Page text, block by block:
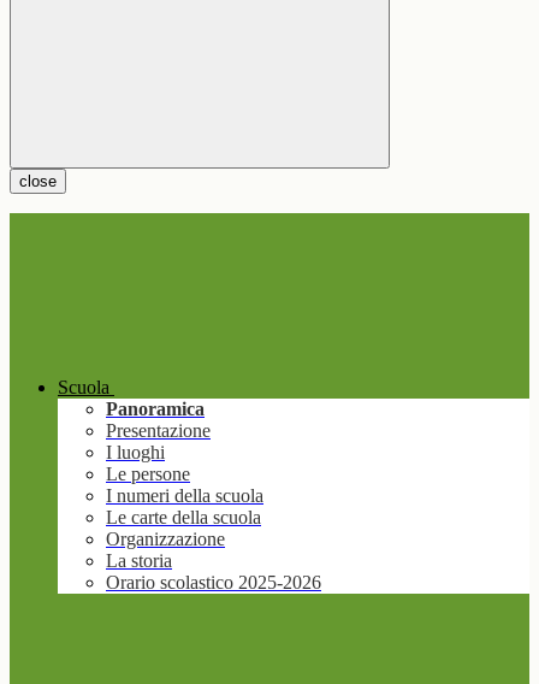
close
Scuola
Panoramica
Presentazione
I luoghi
Le persone
I numeri della scuola
Le carte della scuola
Organizzazione
La storia
Orario scolastico 2025-2026